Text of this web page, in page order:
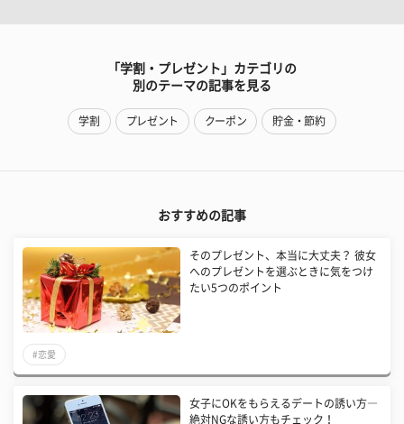
「学割・プレゼント」カテゴリの
別のテーマの記事を見る
学割 プレゼント クーポン 貯金・節約
おすすめの記事
そのプレゼント、本当に大丈夫？ 彼女
へのプレゼントを選ぶときに気をつけ
たい5つのポイント
#恋愛
女子にOKをもらえるデートの誘い方―
絶対NGな誘い方もチェック！